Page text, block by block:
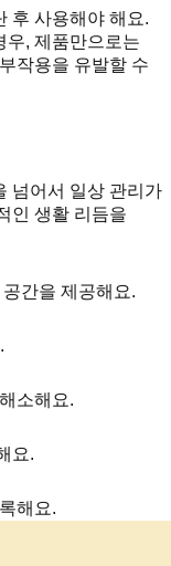
후 사용해야 해요.
우, 제품만으로는
작용을 유발할 수
넘어서 일상 관리가
인 생활 리듬을
간을 제공해요.
소해요.
요.
해요.